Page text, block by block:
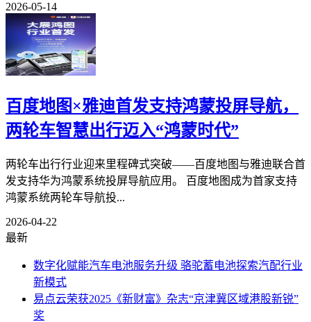
2026-05-14
百度地图×雅迪首发支持鸿蒙投屏导航，
两轮车智慧出行迈入“鸿蒙时代”
两轮车出行行业迎来里程碑式突破——百度地图与雅迪联合首
发支持华为鸿蒙系统投屏导航应用。 百度地图成为首家支持
鸿蒙系统两轮车导航投...
2026-04-22
最新
数字化赋能汽车电池服务升级 骆驼蓄电池探索汽配行业
新模式
易点云荣获2025《新财富》杂志“京津冀区域港股新锐”
奖